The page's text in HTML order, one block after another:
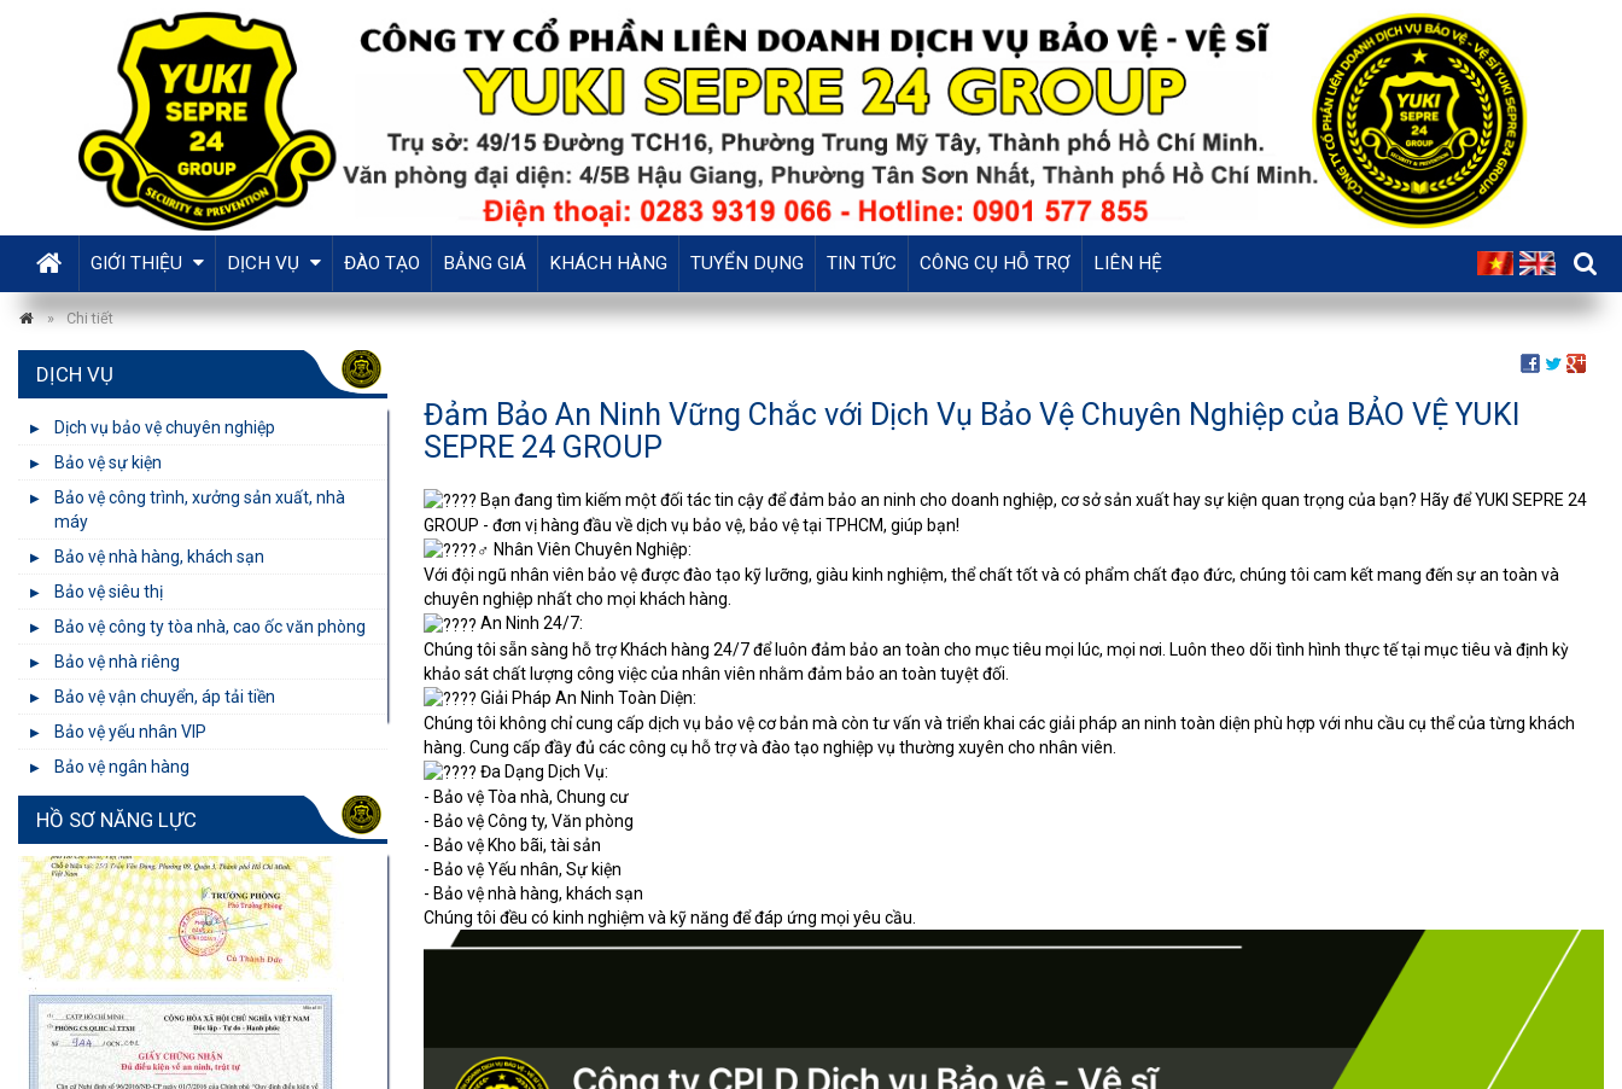
GIỚI THIỆU DỊCH VỤ ĐÀO TẠO BẢNG GIÁ KHÁCH HÀNG TUYỂN DỤNG TIN TỨC CÔNG CỤ HỖ TRỢ LIÊN HỆ
Tiếng ViệtEnglish
Chi tiết
Đảm Bảo An Ninh Vững Chắc với Dịch Vụ Bảo Vệ Chuyên Nghiệp của BẢO VỆ YUKI
SEPRE 24 GROUP
Bạn đang tìm kiếm một đối tác tin cậy để đảm bảo an ninh cho doanh nghiệp, cơ sở sản xuất hay sự kiện quan trọng của bạn? Hãy để YUKI SEPRE 24
GROUP - đơn vị hàng đầu về dịch vụ bảo vệ, bảo vệ tại TPHCM, giúp bạn!
Nhân Viên Chuyên Nghiệp:
Với đội ngũ nhân viên bảo vệ được đào tạo kỹ lưỡng, giàu kinh nghiệm, thể chất tốt và có phẩm chất đạo đức, chúng tôi cam kết mang đến sự an toàn và
chuyên nghiệp nhất cho mọi khách hàng.
An Ninh 24/7:
Chúng tôi sẵn sàng hỗ trợ Khách hàng 24/7 để luôn đảm bảo an toàn cho mục tiêu mọi lúc, mọi nơi. Luôn theo dõi tình hình thực tế tại mục tiêu và định kỳ
khảo sát chất lượng công việc của nhân viên nhằm đảm bảo an toàn tuyệt đối.
Giải Pháp An Ninh Toàn Diện:
Chúng tôi không chỉ cung cấp dịch vụ bảo vệ cơ bản mà còn tư vấn và triển khai các giải pháp an ninh toàn diện phù hợp với nhu cầu cụ thể của từng khách
hàng. Cung cấp đầy đủ các công cụ hỗ trợ và đào tạo nghiệp vụ thường xuyên cho nhân viên.
Đa Dạng Dịch Vụ:
- Bảo vệ Tòa nhà, Chung cư
- Bảo vệ Công ty, Văn phòng
- Bảo vệ Kho bãi, tài sản
- Bảo vệ Yếu nhân, Sự kiện
- Bảo vệ nhà hàng, khách sạn
Chúng tôi đều có kinh nghiệm và kỹ năng để đáp ứng mọi yêu cầu.
DỊCH VỤ
Dịch vụ bảo vệ chuyên nghiệp
Bảo vệ sự kiện
Bảo vệ công trình, xưởng sản xuất, nhà
máy
Bảo vệ nhà hàng, khách sạn
Bảo vệ siêu thị
Bảo vệ công ty tòa nhà, cao ốc văn phòng
Bảo vệ nhà riêng
Bảo vệ vận chuyển, áp tải tiền
Bảo vệ yếu nhân VIP
Bảo vệ ngân hàng
HỒ SƠ NĂNG LỰC